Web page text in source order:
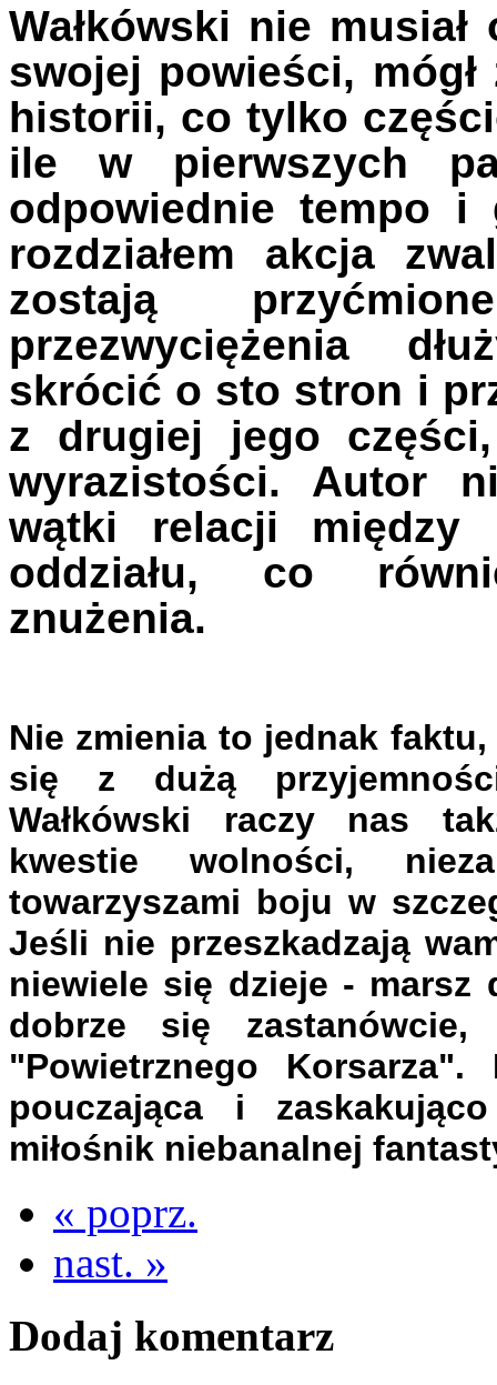
Wałkówski nie
swojej powieści,
historii, co tylko
ile w pierwszych
odpowiednie tempo i
rozdziałem akcja
zostają
przezwyciężenia
skrócić o sto stron i
z drugiej jego
wyrazistości. Autor
wątki relacji między
oddziału, co
znużenia.
Nie zmienia to jednak
się z dużą
Wałkówski raczy nas
kwestie wolności,
towarzyszami boju w
Jeśli nie przeszkadzają
niewiele się dzieje - marsz
dobrze się
"Powietrznego
pouczająca i
miłośnik niebanalnej
« poprz.
nast. »
Dodaj komentarz